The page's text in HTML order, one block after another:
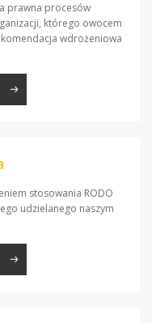
prawna procesów
którego owocem
wdrożeniowa
stosowania RODO
udzielanego naszym